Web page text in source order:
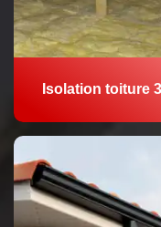
Isolation toiture